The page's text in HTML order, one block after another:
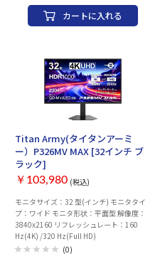
Windows 11 Home 64bit Office詳細：
Microsoft Office Home and Business 2021
HDMIx1 USB3.2 Gen2 Type-Ax1/Type-
Cx2 USB PD：○ 生体認証：顔認証 その
他：Webカメラ(有効画素数約207万画素)
Bluetooth5.3 日本語キーボード(かな無し)
量：1.3 kg 幅x高さx奥行：
313.4x20.4x223 mm カラー：ベージュゴ
ールド 主な添付品：マニュアル類、ACア
ダプタ、保証書 保証期間：1年
カートに入れる
Titan Army(タイタンアーミ
ー）P326MV MAX [32インチ ブ
ラック]
￥103,980 (税込)
モニタサイズ：32 型(インチ) モニタタイ
プ：ワイド モニタ形状：平面型 解像度：
3840x2160 リフレッシュレート：160
Hz(4K) /320 Hz(Full HD)
(0)